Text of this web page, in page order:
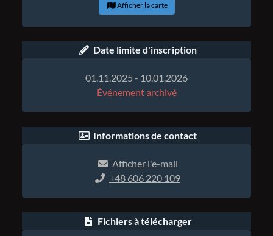
Afficher la carte
Date limite d'inscription
01.11.2025 - 10.01.2026
Événement archivé
Informations de contact
Afficher l'e-mail
+48 606 220 109
Fichiers à télécharger